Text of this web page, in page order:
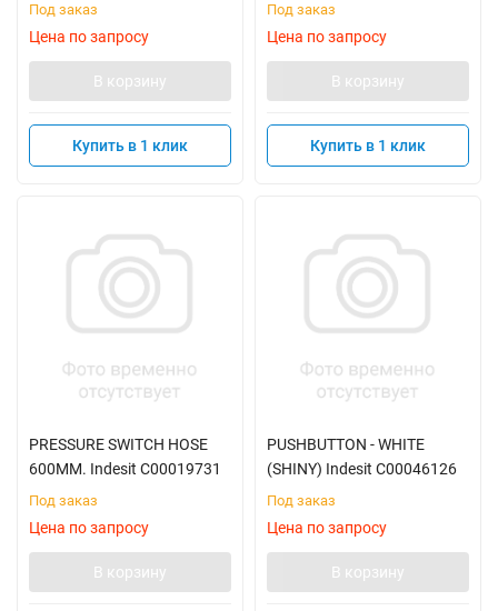
Под заказ
Цена по запросу
В корзину
Купить в 1 клик
Под заказ
Цена по запросу
В корзину
Купить в 1 клик
PRESSURE SWITCH HOSE
600MM. Indesit C00019731
Под заказ
Цена по запросу
В корзину
PUSHBUTTON - WHITE
(SHINY) Indesit C00046126
Под заказ
Цена по запросу
В корзину